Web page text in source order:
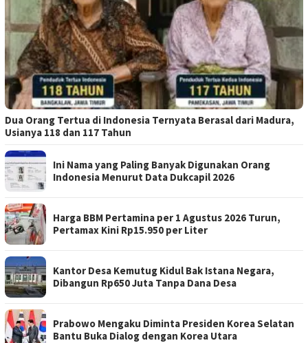
Dua Orang Tertua di Indonesia Ternyata Berasal dari Madura,
Usianya 118 dan 117 Tahun
Ini Nama yang Paling Banyak Digunakan Orang
Indonesia Menurut Data Dukcapil 2026
Harga BBM Pertamina per 1 Agustus 2026 Turun,
Pertamax Kini Rp15.950 per Liter
Kantor Desa Kemutug Kidul Bak Istana Negara,
Dibangun Rp650 Juta Tanpa Dana Desa
Prabowo Mengaku Diminta Presiden Korea Selatan
Bantu Buka Dialog dengan Korea Utara